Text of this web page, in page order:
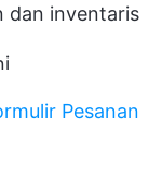
dan inventaris
Pesanan